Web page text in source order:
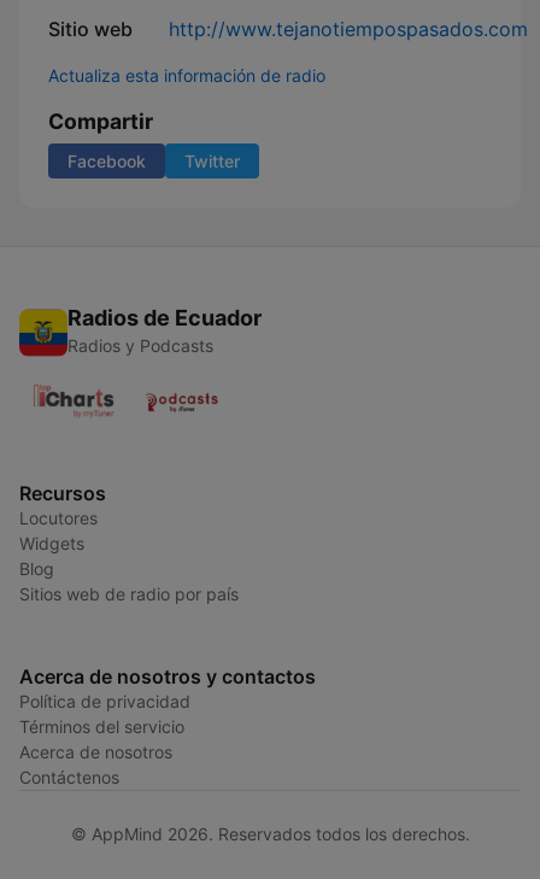
Sitio web http://www.tejanotiempospasados.com
Actualiza esta información de radio
Compartir
Facebook Twitter
Radios de Ecuador
Radios y Podcasts
Recursos
Locutores
Widgets
Blog
Sitios web de radio por país
Acerca de nosotros y contactos
Política de privacidad
Términos del servicio
Acerca de nosotros
Contáctenos
© AppMind 2026. Reservados todos los derechos.